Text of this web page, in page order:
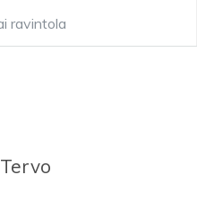
Tervo